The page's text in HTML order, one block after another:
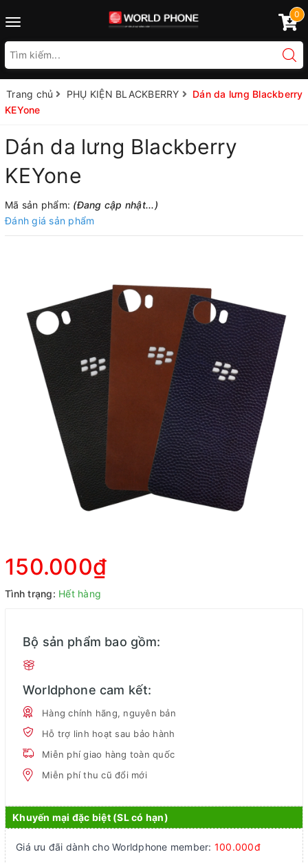
Toggle
0
Trang chủ PHỤ KIỆN BLACKBERRY
Dán da lưng Blackberry
KEYone
Dán da lưng Blackberry
KEYone
Mã sản phẩm: (Đang cập nhật...)
Đánh giá sản phẩm
150.000₫
Tình trạng: Hết hàng
Bộ sản phẩm bao gồm:
Worldphone cam kết:
Hàng chính hãng, nguyên bản
Hỗ trợ linh hoạt sau bảo hành
Miễn phí giao hàng toàn quốc
Miễn phí thu cũ đổi mới
Khuyến mại đặc biệt (SL có hạn)
Giá ưu đãi dành cho Worldphone member: 100.000đ